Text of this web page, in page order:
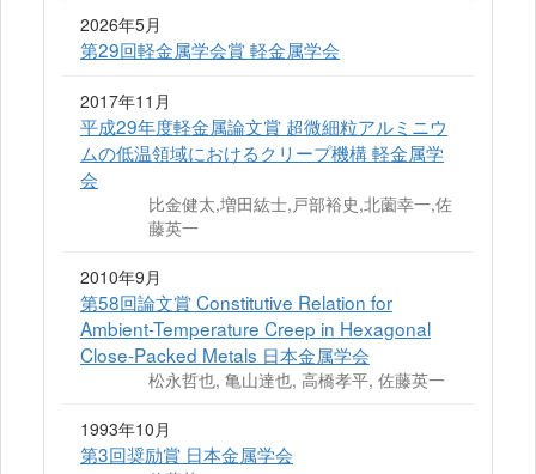
2026年5月
第29回軽金属学会賞 軽金属学会
2017年11月
平成29年度軽金属論文賞 超微細粒アルミニウ
ムの低温領域におけるクリープ機構 軽金属学
会
比金健太,増田紘士,戸部裕史,北薗幸一,佐
藤英一
2010年9月
第58回論文賞 Constitutive Relation for
Ambient-Temperature Creep in Hexagonal
Close-Packed Metals 日本金属学会
松永哲也, 亀山達也, 高橋孝平, 佐藤英一
1993年10月
第3回奨励賞 日本金属学会